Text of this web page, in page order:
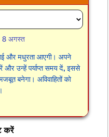
8 अगस्त
और मधुरता आएगी। अपने
और उन्हें पर्याप्त समय दें, इससे
बनेगा। अविवाहितों को
करें